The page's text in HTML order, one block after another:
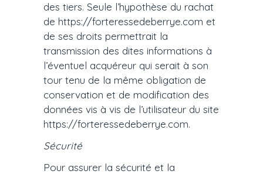
des tiers. Seule l’hypothèse du rachat
de https://forteressedeberrye.com et
de ses droits permettrait la
transmission des dites informations à
l’éventuel acquéreur qui serait à son
tour tenu de la même obligation de
conservation et de modification des
données vis à vis de l’utilisateur du site
https://forteressedeberrye.com.
Sécurité
Pour assurer la sécurité et la